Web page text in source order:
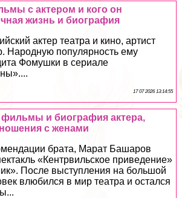
с актером и кого он
жизнь и биография
актер театра и кино, артист
Народную популярность ему
Фомушки в сериале
17 07 2026 13:14:55
и биография актера,
с женами
брата, Марат Башаров
«Кентрвильское приведение»
После выступления на большой
влюбился в мир театра и остался